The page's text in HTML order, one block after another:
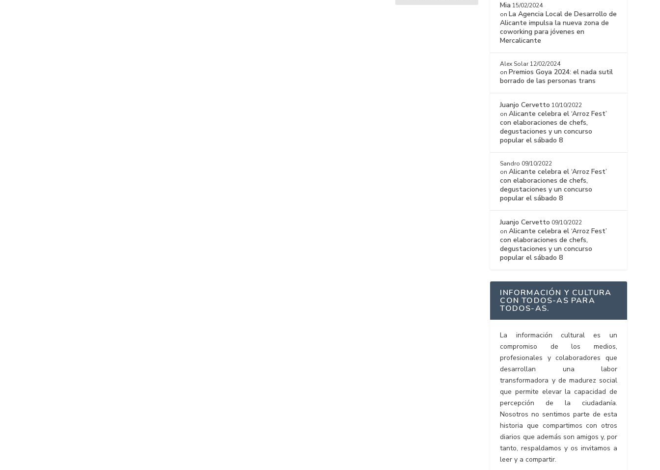
Mia 15/02/2024
on La Agencia Local de Desarrollo de
Alicante impulsa la nueva zona de
coworking para jóvenes en
Mercalicante
Alex Solar 12/02/2024
on Premios Goya 2024: el nada sutil
borrado de las personas trans
Juanjo Cervetto 10/10/2022
onAlicante celebra el ‘Arroz Fest’
con elaboraciones de chefs,
degustaciones y un concurso
popular el sábado 8
Sandro 09/10/2022
onAlicante celebra el ‘Arroz Fest’
con elaboraciones de chefs,
degustaciones y un concurso
popular el sábado 8
Juanjo Cervetto 09/10/2022
onAlicante celebra el ‘Arroz Fest’
con elaboraciones de chefs,
degustaciones y un concurso
popular el sábado 8
INFORMACIÓN Y CULTURA
CON TODOS-AS PARA
TODOS-AS.
La información cultural es un
compromiso de los medios,
profesionales y colaboradores que
desarrollan una labor
transformadora y de madurez social
que permite elevar la capacidad de
percepción de la ciudadanía.
Nosotros no sentimos parte de esta
historia que compartimos con otros
diarios que además son amigos y, por
tanto, respaldamos y os invitamos a
leer y a compartir.